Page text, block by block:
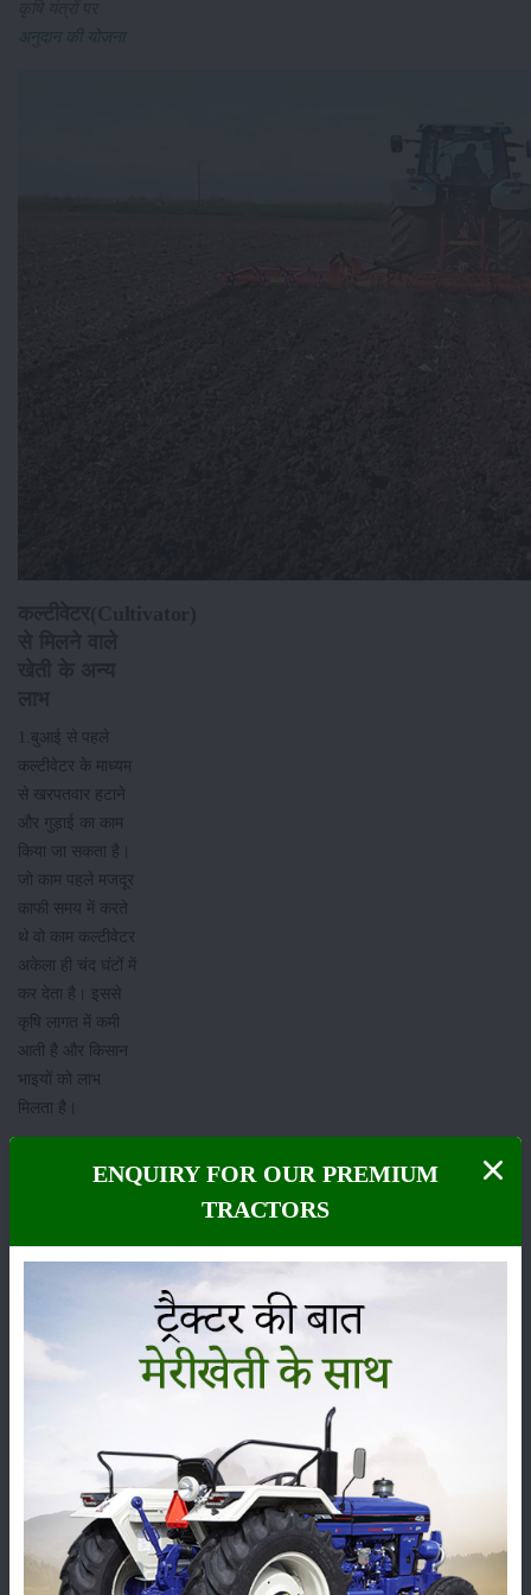
कृषि यंत्रों पर
अनुदान की योजना
1.बुआई से पहले
कल्टीवेटर के माध्यम
से खरपतवार हटाने
और गुड़ाई का काम
किया जा सकता है।
जो काम पहले मजदूर
काफी समय में करते
थे वो काम कल्टीवेटर
अकेला ही चंद घंटों में
कर देता है। इससे
कृषि लागत में कमी
आती है और किसान
भाइयों को लाभ
मिलता है।
अधिक होती है।
ये भी पढ़े: धान की
फसल काटने के
उपकरण, छोटे
ENQUIRY FOR OUR PREMIUM
TRACTORS